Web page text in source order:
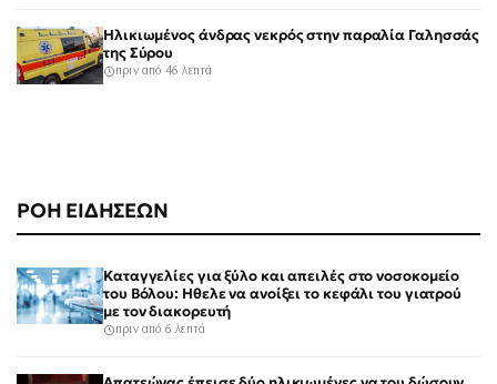
ΡΟΗ ΕΙΔΗΣΕΩΝ
Καταγγελίες για ξύλο και απειλές στο νοσοκομείο
του Βόλου: Ηθελε να ανοίξει το κεφάλι του γιατρού
με τον διακορευτή
πριν από 6 λεπτά
Ηλικιωμένος άνδρας νεκρός στην παραλία Γαλησσάς
της Σύρου
πριν από 46 λεπτά